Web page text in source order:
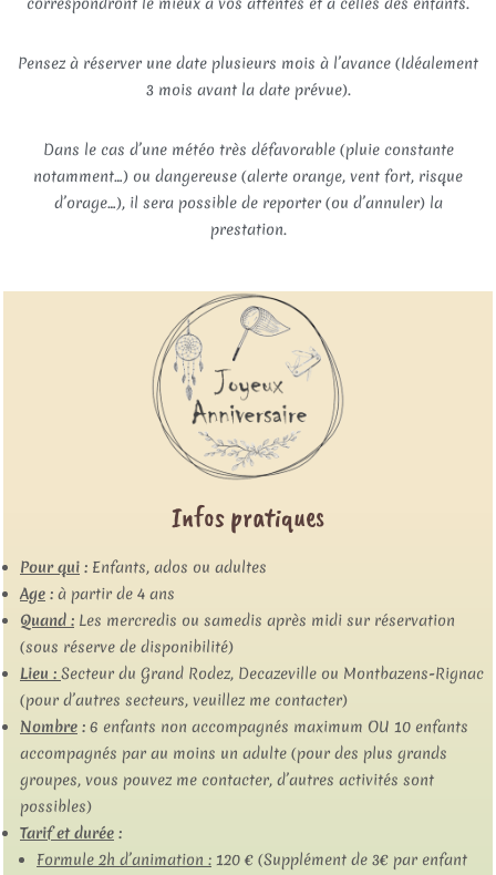
Pensez à réserver une date plusieurs mois à l’avance (Idéalement
3 mois avant la date prévue).
Dans le cas d’une météo très défavorable (pluie constante
notamment…) ou dangereuse (alerte orange, vent fort, risque
d’orage…), il sera possible de reporter (ou d’annuler) la
prestation.
Infos pratiques
Pour qui : Enfants, ados ou adultes
Age : à partir de 4 ans
Quand : Les mercredis ou samedis après midi sur réservation
(sous réserve de disponibilité)
Lieu : Secteur du Grand Rodez, Decazeville ou Montbazens-Rignac
(pour d’autres secteurs, veuillez me contacter)
Nombre : 6 enfants non accompagnés maximum OU 10 enfants
accompagnés par au moins un adulte (pour des plus grands
groupes, vous pouvez me contacter, d’autres activités sont
possibles)
Tarif et durée :
Formule 2h d’animation : 120 € (Supplément de 3€ par enfant